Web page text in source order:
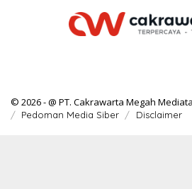
© 2026 - @ PT. Cakrawarta Megah
Pedoman Media Siber Disclaimer